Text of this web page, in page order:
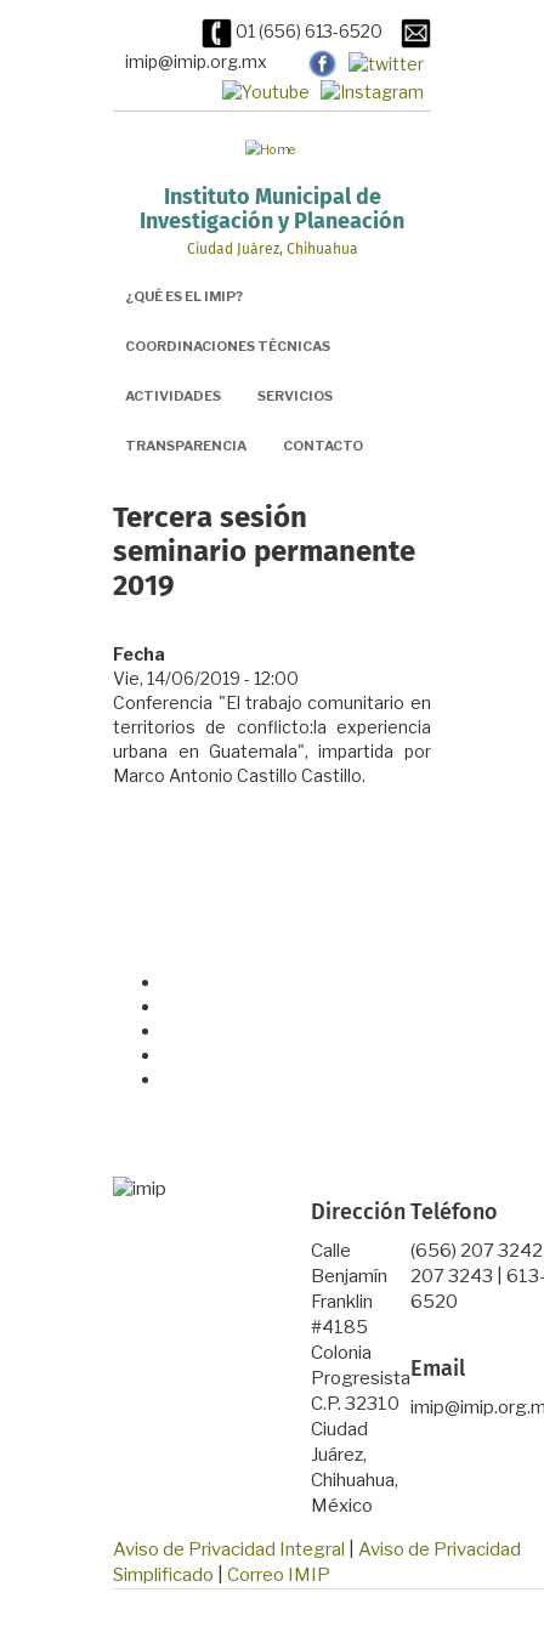
01 (656) 613-6520
imip@imip.org.mx
Instituto Municipal de
Investigación y Planeación
Ciudad Juárez, Chihuahua
¿QUÉ ES EL IMIP?
COORDINACIONES TÉCNICAS
ACTIVIDADES SERVICIOS
TRANSPARENCIA CONTACTO
Tercera sesión
seminario permanente
2019
Fecha
Vie, 14/06/2019 - 12:00
Conferencia "El trabajo comunitario en
territorios de conflicto:la experiencia
urbana en Guatemala", impartida por
Marco Antonio Castillo Castillo.
Dirección
Calle
Benjamín
Franklin
#4185
Colonia
Progresista
C.P. 32310
Ciudad
Juárez,
Chihuahua,
México
Teléfono
(656) 207
207 3243 |
6520
Email
Aviso de Privacidad Integral |Aviso de Privacidad
Simplificado |Correo IMIP